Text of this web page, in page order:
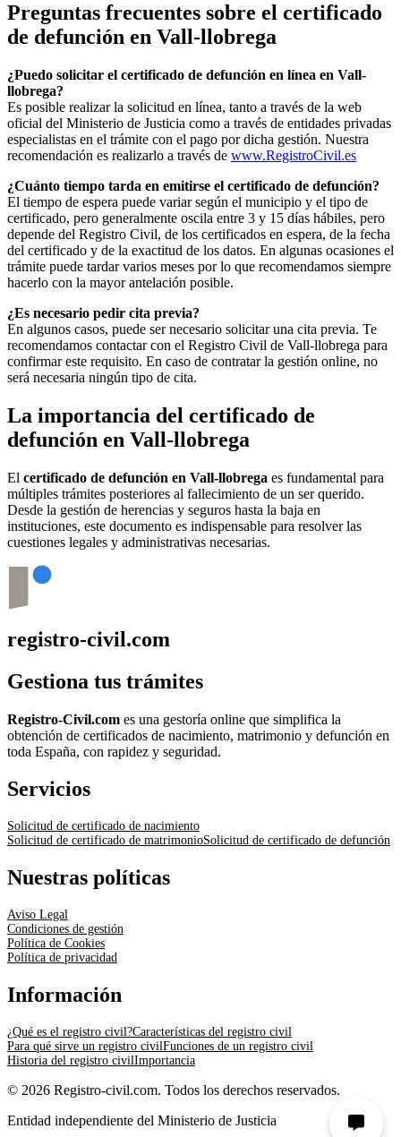
Preguntas frecuentes sobre el certificado
de defunción en Vall-llobrega
¿Puedo solicitar el certificado de defunción en línea en Vall-
llobrega?
Es posible realizar la solicitud en línea, tanto a través de la web
oficial del Ministerio de Justicia como a través de entidades privadas
especialistas en el trámite con el pago por dicha gestión. Nuestra
recomendación es realizarlo a través de www.RegistroCivil.es
¿Cuánto tiempo tarda en emitirse el certificado de defunción?
El tiempo de espera puede variar según el municipio y el tipo de
certificado, pero generalmente oscila entre 3 y 15 días hábiles, pero
depende del Registro Civil, de los certificados en espera, de la fecha
del certificado y de la exactitud de los datos. En algunas ocasiones el
trámite puede tardar varios meses por lo que recomendamos siempre
hacerlo con la mayor antelación posible.
¿Es necesario pedir cita previa?
En algunos casos, puede ser necesario solicitar una cita previa. Te
recomendamos contactar con el Registro Civil de Vall-llobrega para
confirmar este requisito. En caso de contratar la gestión online, no
será necesaria ningún tipo de cita.
La importancia del certificado de
defunción en Vall-llobrega
El certificado de defunción en Vall-llobrega es fundamental para
múltiples trámites posteriores al fallecimiento de un ser querido.
Desde la gestión de herencias y seguros hasta la baja en
instituciones, este documento es indispensable para resolver las
cuestiones legales y administrativas necesarias.
registro-civil.com
Gestiona tus trámites
Registro-Civil.com es una gestoría online que simplifica la
obtención de certificados de nacimiento, matrimonio y defunción en
toda España, con rapidez y seguridad.
Servicios
Solicitud de certificado de nacimiento
Solicitud de certificado de matrimonioSolicitud de certificado de defunción
Nuestras políticas
Aviso Legal
Condiciones de gestión
Política de Cookies
Política de privacidad
Información
¿Qué es el registro civil?Características del registro civil
Para qué sirve un registro civilFunciones de un registro civil
Historia del registro civilImportancia
© 2026 Registro-civil.com. Todos los derechos reservados.
Entidad independiente del Ministerio de Justicia